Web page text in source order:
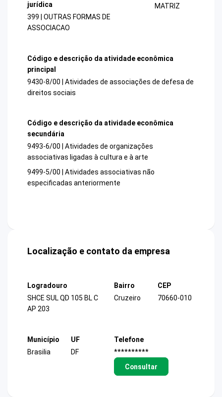
jurídica
399 | OUTRAS FORMAS DE
ASSOCIACAO
MATRIZ
Código e descrição da atividade econômica
principal
9430-8/00 | Atividades de associações de defesa de
direitos sociais
Código e descrição da atividade econômica
secundária
9493-6/00 | Atividades de organizações
associativas ligadas à cultura e à arte
9499-5/00 | Atividades associativas não
especificadas anteriormente
Localização e contato da empresa
Logradouro
SHCE SUL QD 105 BL C
AP 203
Bairro
Cruzeiro
CEP
70660-010
Município
Brasilia
UF
DF
Telefone
**********
Consultar